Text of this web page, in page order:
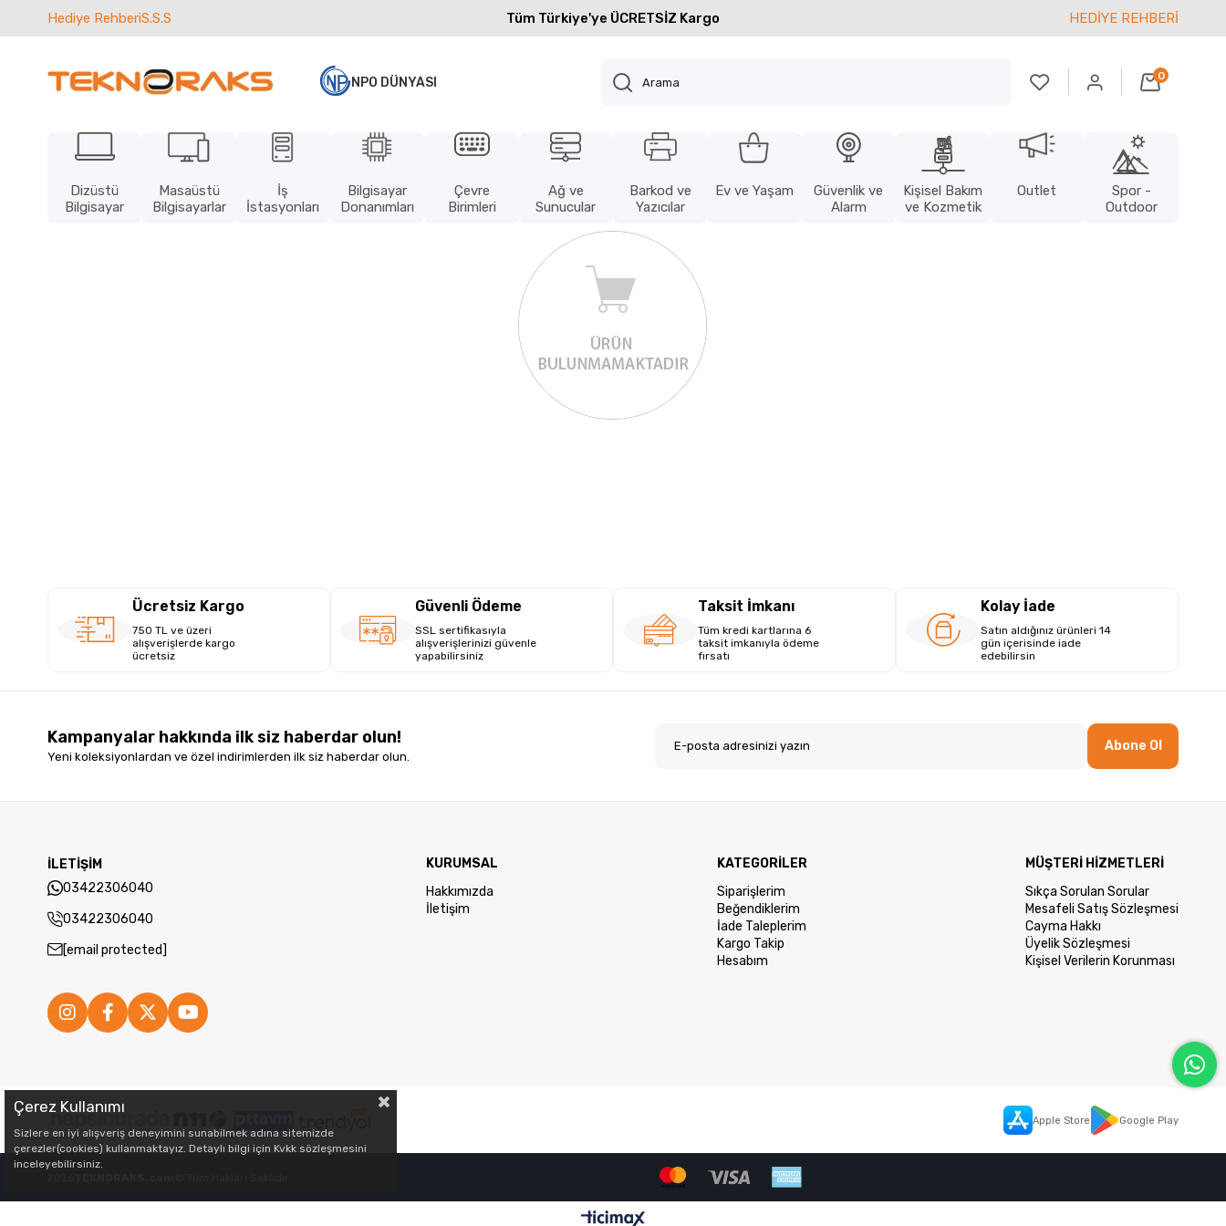
Hediye RehberiS.S.S Tüm Türkiye'ye ÜCRETSİZ Kargo HEDİYE REHBERİ
NPO DÜNYASI 0
Dizüstü
Bilgisayar
Masaüstü
Bilgisayarlar
İş
İstasyonları
Bilgisayar
Donanımları
Çevre
Birimleri
Ağ ve
Sunucular
Barkod ve
Yazıcılar
Ev ve Yaşam
Güvenlik ve
Alarm
Kişisel Bakım
ve Kozmetik
Outlet
Spor -
Outdoor
Ücretsiz Kargo
750 TL ve üzeri
alışverişlerde kargo
ücretsiz
Güvenli Ödeme
SSL sertifikasıyla
alışverişlerinizi güvenle
yapabilirsiniz
Taksit İmkanı
Tüm kredi kartlarına 6
taksit imkanıyla ödeme
fırsatı
Kolay İade
Satın aldığınız ürünleri 14
gün içerisinde iade
edebilirsin
Kampanyalar hakkında ilk siz haberdar olun!
Yeni koleksiyonlardan ve özel indirimlerden ilk siz haberdar olun.
Abone Ol
İLETİŞİM
03422306040
03422306040
[email protected]
KURUMSAL
Hakkımızda
İletişim
KATEGORİLER
Siparişlerim
Beğendiklerim
İade Taleplerim
Kargo Takip
Hesabım
MÜŞTERİ HİZMETLERİ
Sıkça Sorulan Sorular
Mesafeli Satış Sözleşmesi
Cayma Hakkı
Üyelik Sözleşmesi
Kişisel Verilerin Korunması
Apple Store Google Play
Çerez Kullanımı
Sizlere en iyi alışveriş deneyimini sunabilmek adına sitemizde
çerezler(cookies) kullanmaktayız. Detaylı bilgi için Kvkk sözleşmesini
inceleyebilirsiniz.